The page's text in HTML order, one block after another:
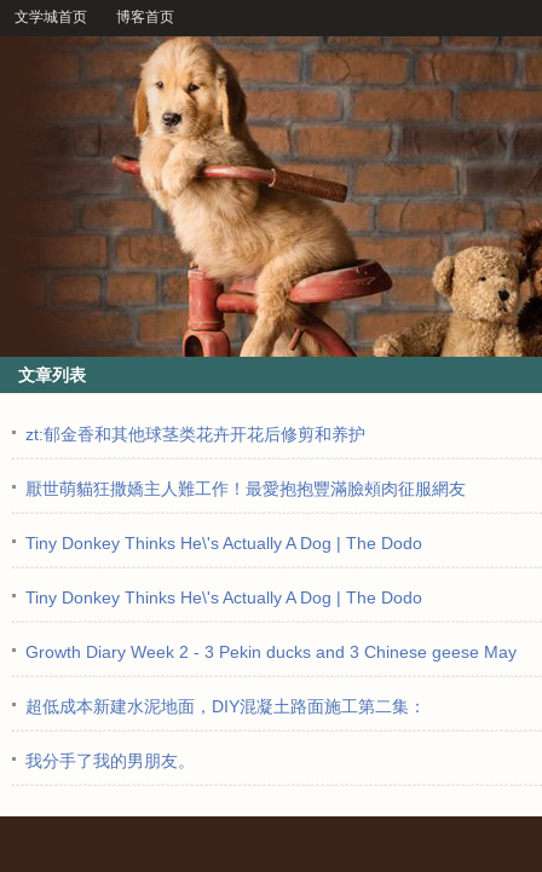
文学城首页 博客首页
文章列表
zt:郁金香和其他球茎类花卉开花后修剪和养护
厭世萌貓狂撒嬌主人難工作！最愛抱抱豐滿臉頰肉征服網友
Tiny Donkey Thinks He\'s Actually A Dog | The Dodo
Tiny Donkey Thinks He\'s Actually A Dog | The Dodo
Growth Diary Week 2 - 3 Pekin ducks and 3 Chinese geese May
超低成本新建水泥地面，DIY混凝土路面施工第二集：
我分手了我的男朋友。